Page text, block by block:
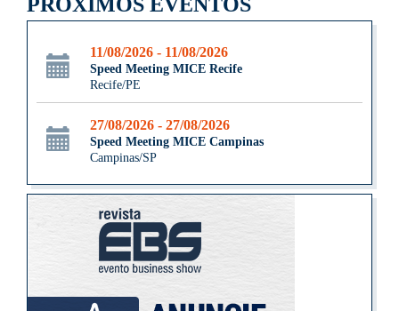
PRÓXIMOS EVENTOS
11/08/2026 - 11/08/2026
Speed Meeting MICE Recife
Recife/PE
27/08/2026 - 27/08/2026
Speed Meeting MICE Campinas
Campinas/SP